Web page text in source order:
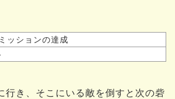
ミッションの達成
行き、そこにいる敵を倒すと次の砦